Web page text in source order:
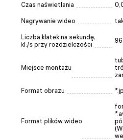
Czas naświetlania
Nagrywanie wideo
Liczba klatek na sekundę,
kl./s przy rozdzielczości
Miejsce montażu
Format obrazu
Format plików wideo